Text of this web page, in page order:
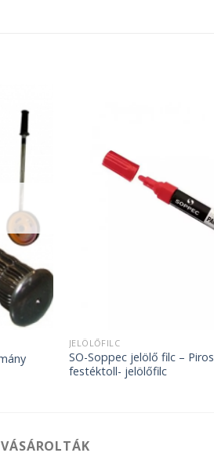
JELÖLŐFILC
SO-Soppec jelölő filc – Piros
festéktoll- jelölőfilc